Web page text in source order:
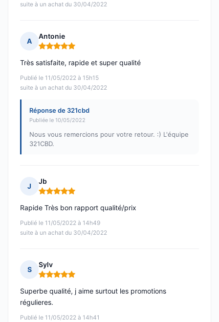
suite à un achat du 30/04/2022
A
Antonie
Note : 5 sur 5
Publié le 11/05/2022 à 15h15
suite à un achat du 30/04/2022
Très satisfaite, rapide et super qualité
Réponse de 321cbd
Publiée le 10/05/2022
Nous vous remercions pour votre retour. :) L'équipe
321CBD.
J
Jb
Note : 5 sur 5
Publié le 11/05/2022 à 14h49
suite à un achat du 30/04/2022
Rapide Très bon rapport qualité/prix
S
Sylv
Note : 5 sur 5
Publié le 11/05/2022 à 14h41
Superbe qualité, j aime surtout les promotions
régulieres.